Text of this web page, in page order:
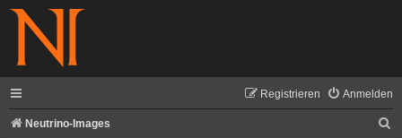
Anmelden
Registrieren
Neutrino-Images